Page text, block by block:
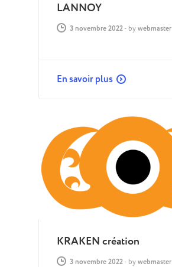
LANNOY
3 novembre 2022- by webmaster
En savoir plus
KRAKEN création
3 novembre 2022- by webmaster